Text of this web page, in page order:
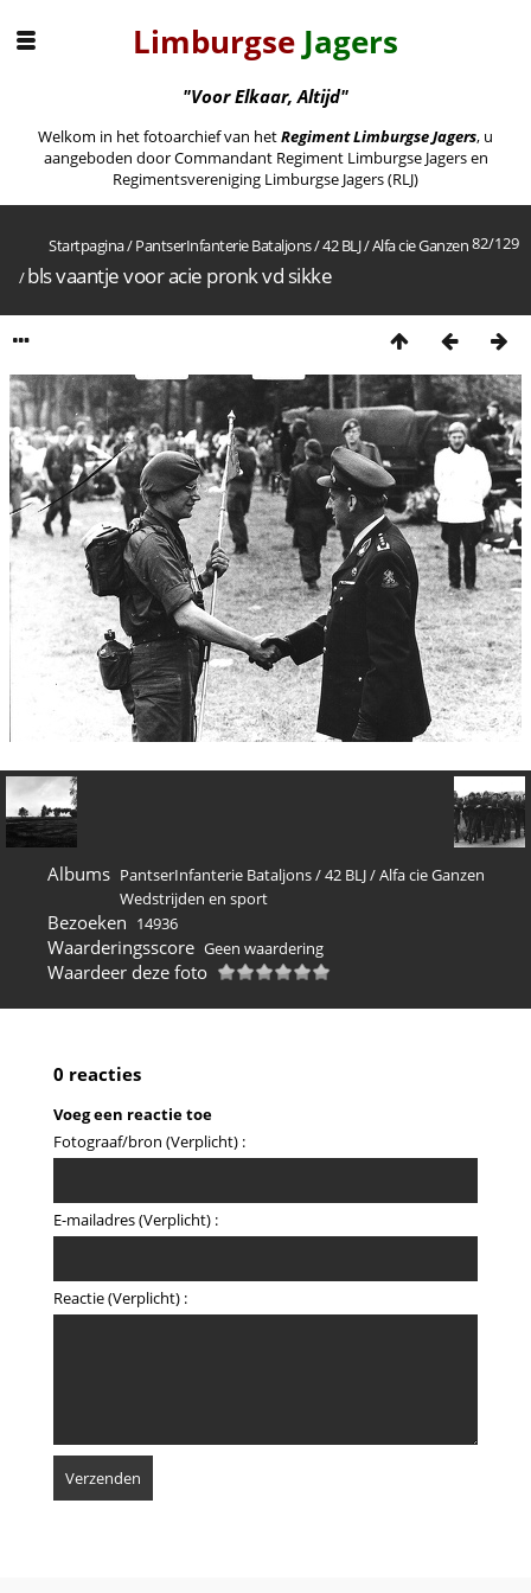
Limburgse Jagers
"Voor Elkaar, Altijd"
Welkom in het fotoarchief van hetRegiment Limburgse Jagers, u
aangeboden door Commandant Regiment Limburgse Jagers en
Regimentsvereniging Limburgse Jagers (RLJ)
82/129
Startpagina/PantserInfanterie Bataljons/42 BLJ/Alfa cie Ganzen
/bls vaantje voor acie pronk vd sikke
Albums PantserInfanterie Bataljons/42 BLJ/Alfa cie Ganzen
Wedstrijden en sport
Bezoeken 14936
Waarderingsscore Geen waardering
Waardeer deze foto
0 reacties
Voeg een reactie toe
Fotograaf/bron (Verplicht) :
E-mailadres (Verplicht) :
Reactie (Verplicht) :